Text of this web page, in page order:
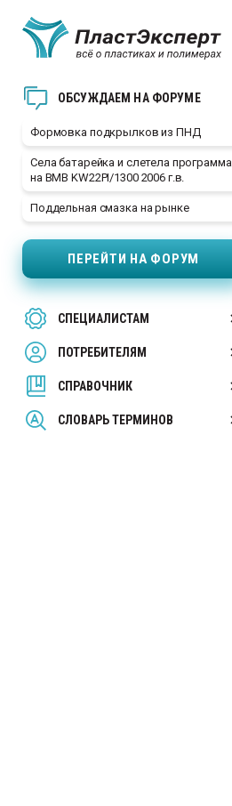
ОБСУЖДАЕМ НА ФОРУМЕ
Формовка подкрылков из ПНД
Села батарейка и слетела программа
на BMB KW22PI/1300 2006 г.в.
Поддельная смазка на рынке
ПЕРЕЙТИ НА ФОРУМ
СПЕЦИАЛИСТАМ
ПОТРЕБИТЕЛЯМ
СПРАВОЧНИК
СЛОВАРЬ ТЕРМИНОВ